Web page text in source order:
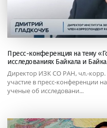
Пресс-конференция на тему
исследованиях Байкала и
Директор ИЗК СО РАН, чл.-
участие в пресс-конференции
ученые об исследовани...